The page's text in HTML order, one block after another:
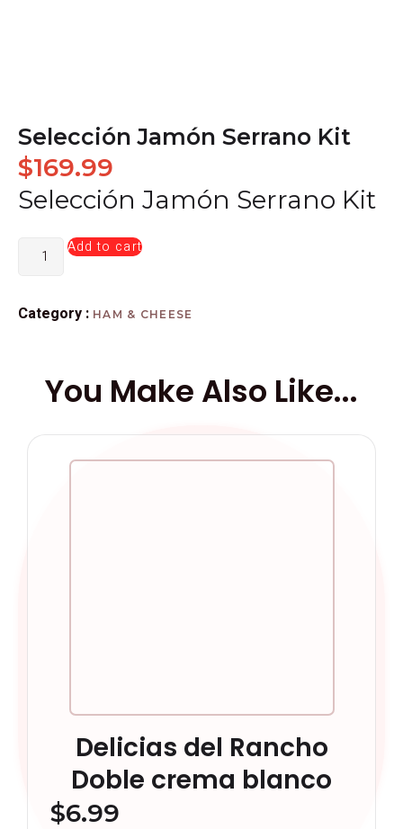
Selección Jamón Serrano Kit
$169.99
Selección Jamón Serrano Kit
Add to cart
Category : HAM & CHEESE
You Make Also Like...
Delicias del Rancho
Doble crema blanco
$6.99